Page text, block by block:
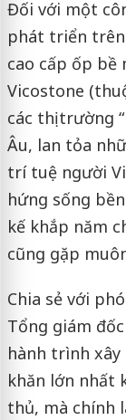
Đối với một
phát triển
cao cấp ốp bề
Vicostone
các thị trường
Âu, lan tỏa
trí tuệ người
hứng sống
kế khắp năm
cũng gặp
Chia sẻ với
Tổng giám
hành trình
khăn lớn nhất
thủ, mà chính